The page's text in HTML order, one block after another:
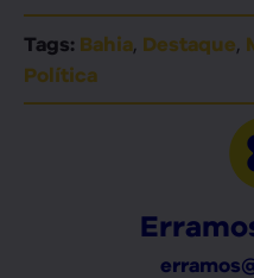
Tags: Bahia, Destaque,
Política